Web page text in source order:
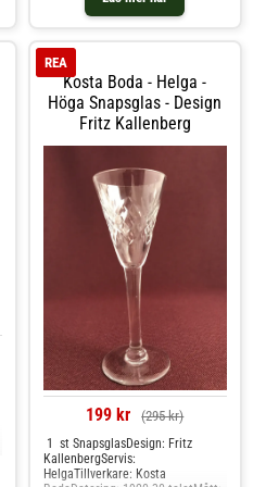
våra produkter som inte är
Nya/oanvända direkt från
dessa varor just Vintage dvs alltid
äldre fin kvalitet.
Kosta Boda - Helga -
Höga Snapsglas - Design
Fritz Kallenberg
REA
199 kr (295 kr)
1 st SnapsglasDesign: Fritz
KallenbergServis:
HelgaTillverkare: Kosta